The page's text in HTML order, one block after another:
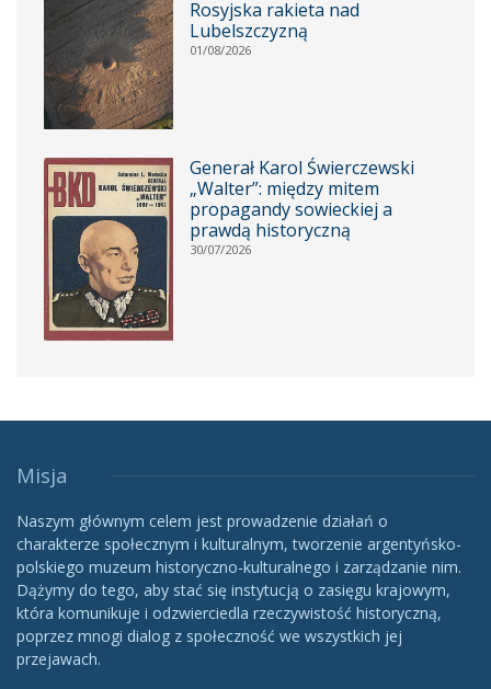
Rosyjska rakieta nad
Lubelszczyzną
01/08/2026
Generał Karol Świerczewski
„Walter”: między mitem
propagandy sowieckiej a
prawdą historyczną
30/07/2026
Misja
Naszym głównym celem jest prowadzenie działań o
charakterze społecznym i kulturalnym, tworzenie argentyńsko-
polskiego muzeum historyczno-kulturalnego i zarządzanie nim.
Dążymy do tego, aby stać się instytucją o zasięgu krajowym,
która komunikuje i odzwierciedla rzeczywistość historyczną,
poprzez mnogi dialog z społeczność we wszystkich jej
przejawach.